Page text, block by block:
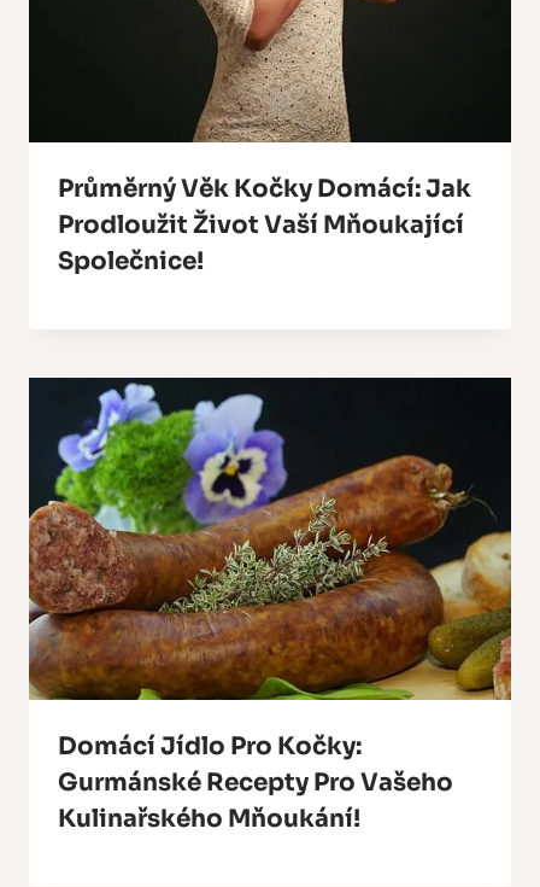
Průměrný Věk Kočky Domácí: Jak
Prodloužit Život Vaší Mňoukající
Společnice!
Domácí Jídlo Pro Kočky:
Gurmánské Recepty Pro Vašeho
Kulinařského Mňoukání!